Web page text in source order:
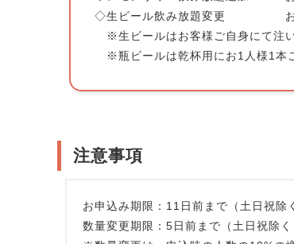
◇生ビール飲み放題変更 お1人
※生ビールはお客様ご自身にて注
※瓶ビールは乾杯用にお1人様1本
注意事項
お申込み期限：11日前まで（土日祝除
数量変更期限：5日前まで（土日祝除く